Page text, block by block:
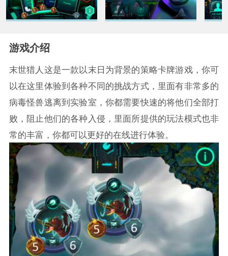
游戏介绍
末世猎人这是一款以末日为背景的策略卡牌游戏，你可
以在这里体验到各种不同的挑战方式，里面有非常多的
病毒怪兽逃离到实验室，你都需要快速的将他们全部打
败，阻止他们的各种入侵，里面所提供的玩法模式也非
常的丰富，你都可以更好的在线进行体验。